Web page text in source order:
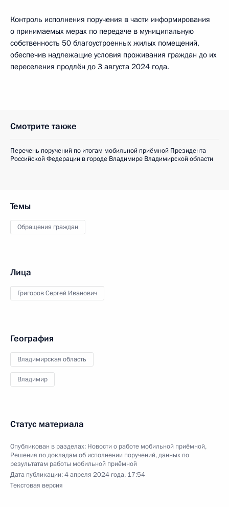
Контроль исполнения поручения в части информирования
о принимаемых мерах по передаче в муниципальную
собственность 50 благоустроенных жилых помещений,
обеспечив надлежащие условия проживания граждан до их
переселения продлён до 3 августа 2024 года.
Смотрите также
Перечень поручений по итогам мобильной приёмной Президента
Российской Федерации в городе Владимире Владимирской области
Темы
Обращения граждан
Лица
Григоров Сергей Иванович
География
Владимирская область
Владимир
Статус материала
Опубликован в разделах: Новости о работе мобильной приёмной,
Решения по докладам об исполнении поручений, данных по
результатам работы мобильной приёмной
Дата публикации:4 апреля 2024 года, 17:54
Текстовая версия